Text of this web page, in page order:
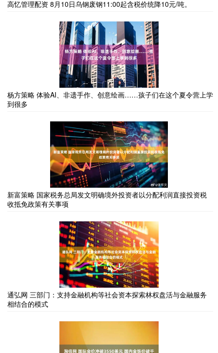
高忆管理配资 8月10日乌钢废钢11:00起含税价统降10元/吨。
杨方策略 体验AI、非遗手作、创意绘画……孩子们在这个夏令营上学
到很多
新富策略 国家税务总局发文明确境外投资者以分配利润直接投资税
收抵免政策有关事项
通弘网 三部门：支持金融机构等社会资本探索林权盘活与金融服务
相结合的模式